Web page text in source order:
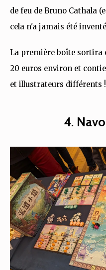
de feu de Bruno Cathala
cela n'a jamais été
La première boîte sortira
20 euros environ et
et illustrateurs différents !
4.